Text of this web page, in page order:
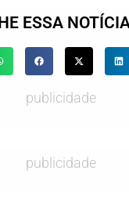
ESSA
publicidade
publicidade